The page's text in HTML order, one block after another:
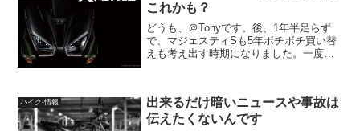
これかも？
どうも、＠Tonyです。後、1年半足らず
で、マジェスティSも5年ボチボチ買い替
えも考え出す時期になりました。一度、
ちらかと...
バイク-情報
出来るだけ暗いニュースや事故は
伝えたくないんです